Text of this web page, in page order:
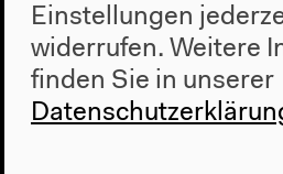
Programm
2022
Das Neue Alphabet
Einstellungen
widerrufen. Weitere
finden Sie in unserer